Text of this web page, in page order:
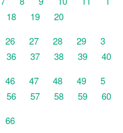
18 19
20
26 27 28 29
3
36 37 38 39
40
46 47 48 49
5
56 57 58 59
60
66